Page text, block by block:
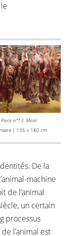
n°13. Meat
| 135 x 180 cm
De la
machine
de l’animal
un certain
processus
l’animal est